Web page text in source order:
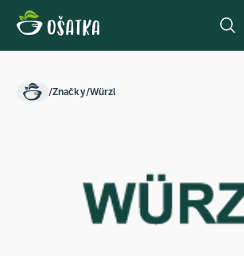
/Značky/Würzl